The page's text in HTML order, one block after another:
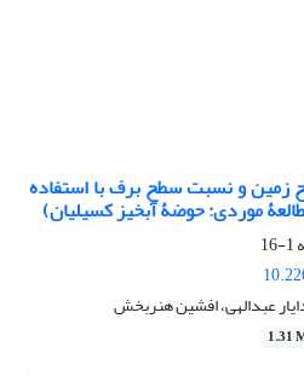
زمین و نسبت سطح برف با استفاده
موردی: حوضۀ آبخیز کسیلیان)
1-16
عبدالهی، افشین هنربخش
1.31